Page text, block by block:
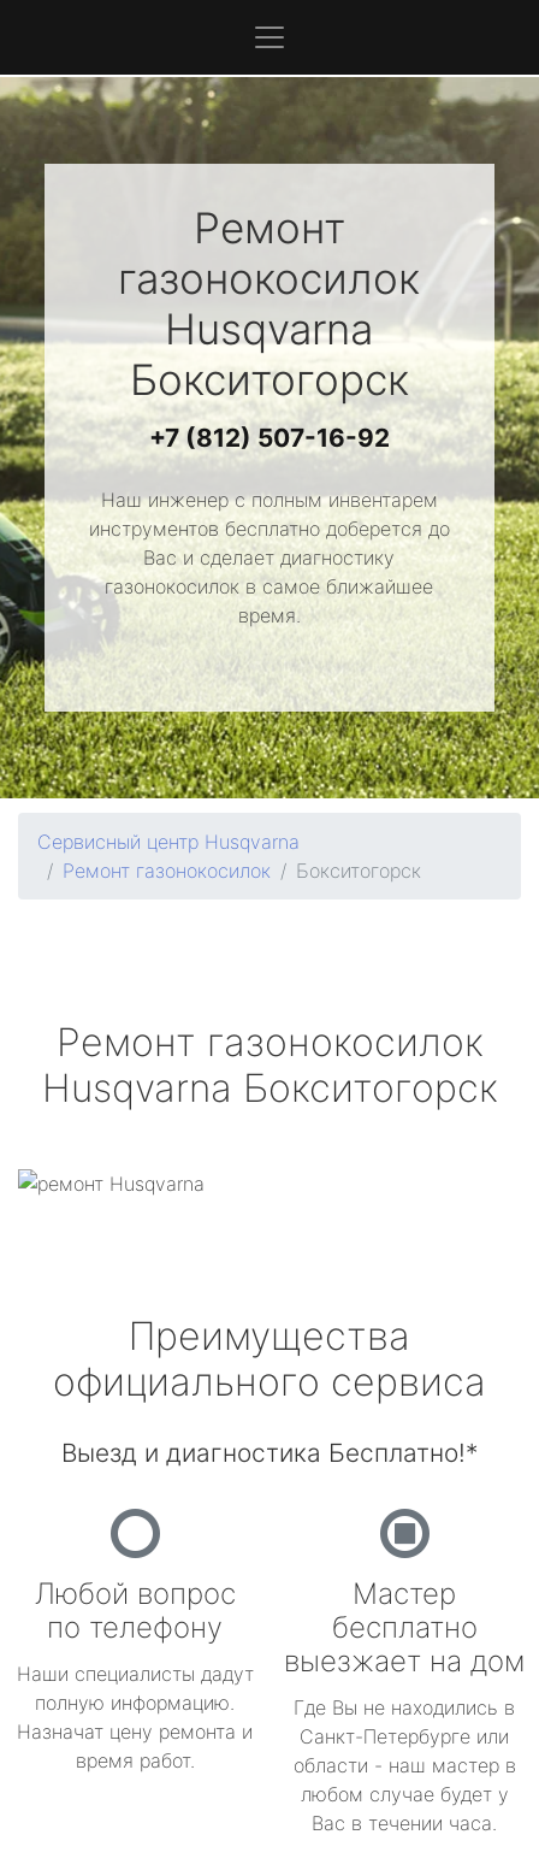
Ремонт
газонокосилок
Husqvarna
Бокситогорск
+7 (812) 507-16-92
Наш инженер с полным инвентарем
инструментов бесплатно доберется до
Вас и сделает диагностику
газонокосилок в самое ближайшее
время.
Сервисный центр Husqvarna
Ремонт газонокосилок
Бокситогорск
Ремонт газонокосилок
Husqvarna Бокситогорск
Преимущества
официального сервиса
Выезд и диагностика Бесплатно!*
Любой вопрос
по телефону
Наши специалисты дадут
полную информацию.
Назначат цену ремонта и
время работ.
Мастер
бесплатно
выезжает на дом
Где Вы не находились в
Санкт-Петербурге или
области - наш мастер в
любом случае будет у
Вас в течении часа.